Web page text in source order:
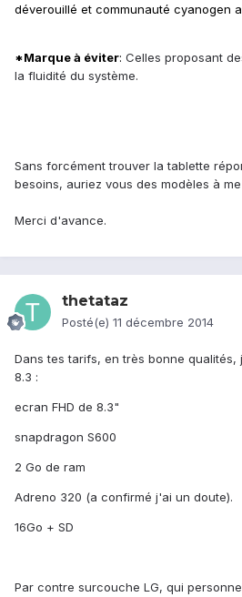
déverouillé et communauté cyanogen
*Marque à éviter: Celles proposant
la fluidité du système.
Sans forcément trouver la tablette
besoins, auriez vous des modèles à
Merci d'avance.
thetataz
Posté(e) 11 décembre 2014
Dans tes tarifs, en très bonne qualités,
8.3 :
ecran FHD de 8.3"
snapdragon S600
2 Go de ram
Adreno 320 (a confirmé j'ai un doute).
16Go + SD
Par contre surcouche LG, qui